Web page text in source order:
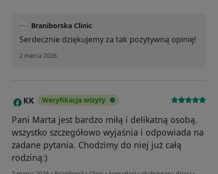
Braniborska Clinic
Serdecznie dziękujemy za tak pozytywną opinię!
2 marca 2026
K KK Weryfikacja wizyty
Pani Marta jest bardzo miłą i delikatną osobą.
wszystko szczegółowo wyjaśnia i odpowiada na
zadane pytania. Chodzimy do niej już całą
rodziną:)